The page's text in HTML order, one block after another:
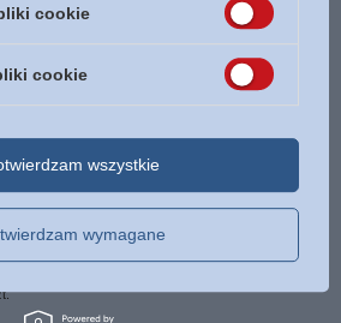
Boże Narodzenie 8 - Wiary co góry
Boże Narodzenie 5 - Niech wam
cookie
cookie
wymagane
wszystkie